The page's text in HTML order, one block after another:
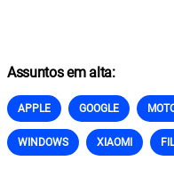
Assuntos em alta:
APPLE GOOGLE
WINDOWS XIAOMI